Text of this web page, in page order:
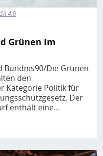
4.0
Grünen im
Bündnis90/Die Grünen
den
Kategorie Politik für
Der
enthält eine…